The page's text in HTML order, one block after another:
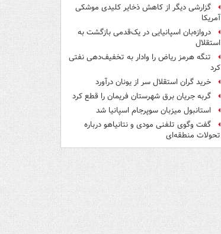
گزارشی دیگر از کاهش ذخایر کلیدی موشکی
آمریکا
دروازه‌بان اسپانیایی در یک‌قدمی بازگشت به
استقلال
تنگه هرمز ریاض را وادار به تخفیف‌دهی نفتی
کرد
خرید گران استقلال سر از یونان درآورد
گربه جریان برق شهرستان فریمان را قطع کرد
استانبول میزبان سوپرجام اسپانیا شد
گفت وگوی تلفنی مودی و نتانیاهو درباره
تحولات منطقه‌ای